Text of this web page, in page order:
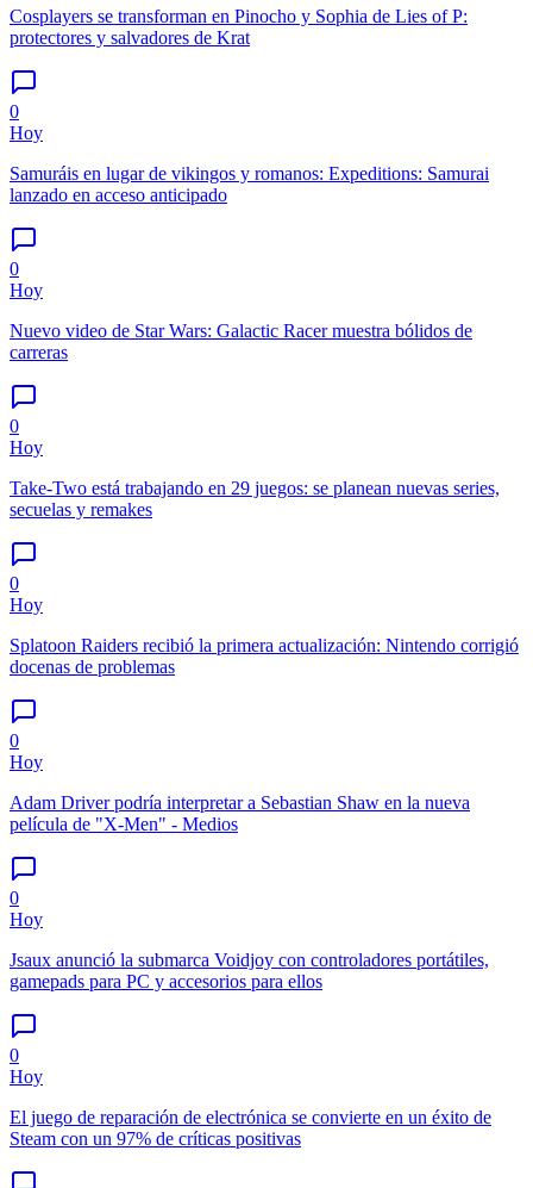
Cosplayers se transforman en Pinocho y Sophia de Lies of P:
protectores y salvadores de Krat
0
Hoy
Samuráis en lugar de vikingos y romanos: Expeditions: Samurai
lanzado en acceso anticipado
0
Hoy
Nuevo video de Star Wars: Galactic Racer muestra bólidos de
carreras
0
Hoy
Take-Two está trabajando en 29 juegos: se planean nuevas series,
secuelas y remakes
0
Hoy
Splatoon Raiders recibió la primera actualización: Nintendo corrigió
docenas de problemas
0
Hoy
Adam Driver podría interpretar a Sebastian Shaw en la nueva
película de "X-Men" - Medios
0
Hoy
Jsaux anunció la submarca Voidjoy con controladores portátiles,
gamepads para PC y accesorios para ellos
0
Hoy
El juego de reparación de electrónica se convierte en un éxito de
Steam con un 97% de críticas positivas